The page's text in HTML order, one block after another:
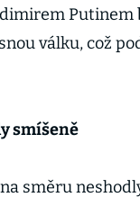
Putinem
válku, což
smíšeně
směru